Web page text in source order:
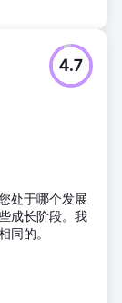
4.7
处于哪个发展
成长阶段。我
同的。